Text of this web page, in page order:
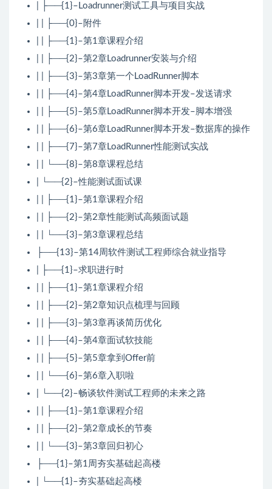
| ├──{1}–Loadrunner测试工具与项目实战
| | ├──{0}–附件
| | ├──{1}–第1章课程介绍
| | ├──{2}–第2章Loadrunner安装与介绍
| | ├──{3}–第3章第一个LoadRunner脚本
| | ├──{4}–第4章LoadRunner脚本开发–发送请求
| | ├──{5}–第5章LoadRunner脚本开发–脚本增强
| | ├──{6}–第6章LoadRunner脚本开发–数据库的操作
| | ├──{7}–第7章LoadRunner性能测试实战
| | └──{8}–第8章课程总结
| └──{2}–性能测试面试课
| | ├──{1}–第1章课程介绍
| | ├──{2}–第2章性能测试高频面试题
| | └──{3}–第3章课程总结
├──{13}–第14周软件测试工程师综合就业指导
| ├──{1}–求职进行时
| | ├──{1}–第1章课程介绍
| | ├──{2}–第2章知识点梳理与回顾
| | ├──{3}–第3章再谈简历优化
| | ├──{4}–第4章面试软技能
| | ├──{5}–第5章拿到Offer前
| | └──{6}–第6章入职啦
| └──{2}–畅谈软件测试工程师的未来之路
| | ├──{1}–第1章课程介绍
| | ├──{2}–第2章成长的节奏
| | └──{3}–第3章回归初心
├──{1}–第1周夯实基础起高楼
| └──{1}–夯实基础起高楼